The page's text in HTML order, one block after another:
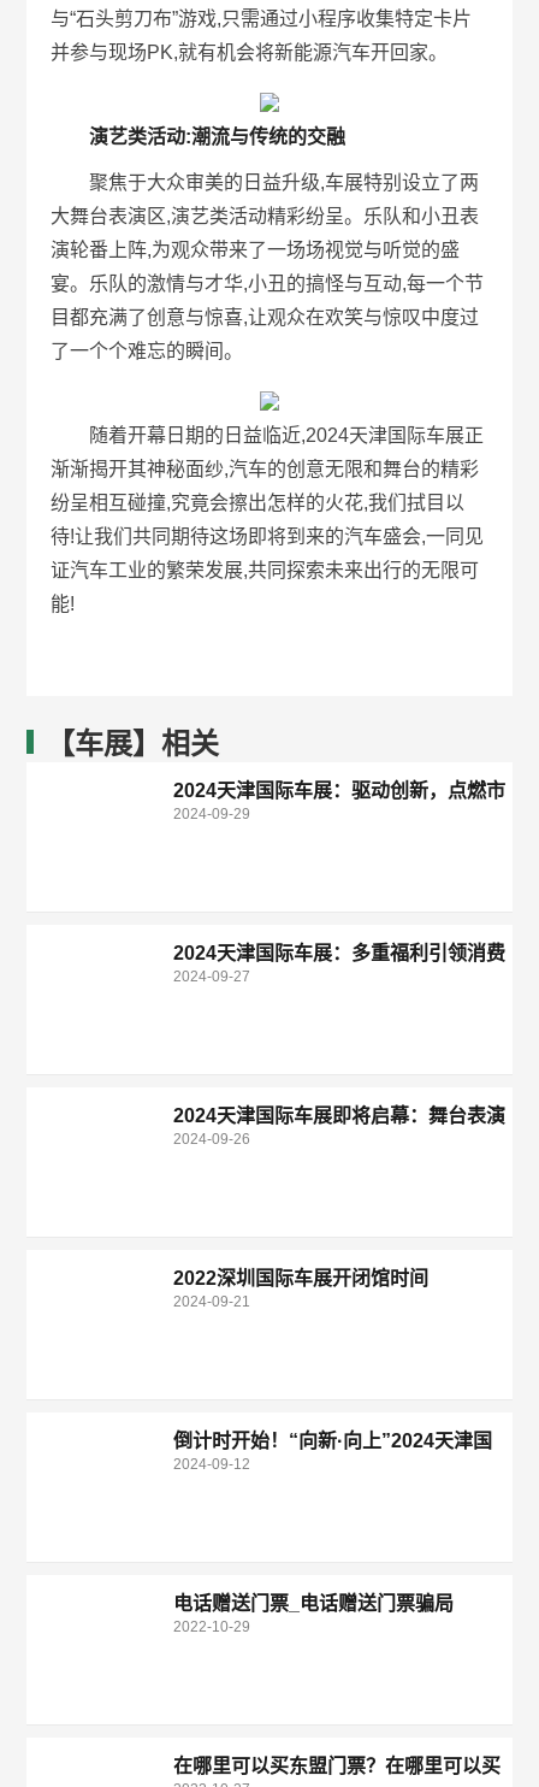
与“石头剪刀布”游戏,只需通过小程序收集特定卡片
并参与现场PK,就有机会将新能源汽车开回家。
演艺类活动:潮流与传统的交融
聚焦于大众审美的日益升级,车展特别设立了两
大舞台表演区,演艺类活动精彩纷呈。乐队和小丑表
演轮番上阵,为观众带来了一场场视觉与听觉的盛
宴。乐队的激情与才华,小丑的搞怪与互动,每一个节
目都充满了创意与惊喜,让观众在欢笑与惊叹中度过
了一个个难忘的瞬间。
随着开幕日期的日益临近,2024天津国际车展正
渐渐揭开其神秘面纱,汽车的创意无限和舞台的精彩
纷呈相互碰撞,究竟会擦出怎样的火花,我们拭目以
待!让我们共同期待这场即将到来的汽车盛会,一同见
证汽车工业的繁荣发展,共同探索未来出行的无限可
能!
【车展】相关
2024天津国际车展：驱动创新，点燃市
场激情
2024-09-29
2024天津国际车展：多重福利引领消费
升级，赋能汽车行业新发展
2024-09-27
2024天津国际车展即将启幕：舞台表演
精彩纷呈！
2024-09-26
2022深圳国际车展开闭馆时间
2024-09-21
倒计时开始！“向新·向上”2024天津国
际车展即将启幕！
2024-09-12
电话赠送门票_电话赠送门票骗局
2022-10-29
在哪里可以买东盟门票？在哪里可以买